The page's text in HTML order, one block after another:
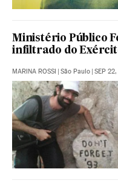
Ministério Público
infiltrado do
MARINA ROSSI | São Paulo | SEP